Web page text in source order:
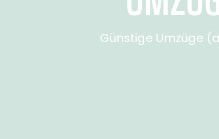
Günstige Umzüge